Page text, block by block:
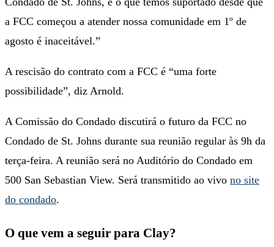
a FCC começou a atender nossa comunidade em 1º de
agosto é inaceitável.”
A rescisão do contrato com a FCC é “uma forte
possibilidade”, diz Arnold.
A Comissão do Condado discutirá o futuro da FCC no
Condado de St. Johns durante sua reunião regular às 9h da
terça-feira. A reunião será no Auditório do Condado em
500 San Sebastian View. Será transmitido ao vivo no site
do condado.
O que vem a seguir para Clay?